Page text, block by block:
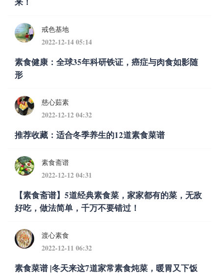
戒色基地
2022-12-14 05:14
素食健康：全球35年科研铁证，癌症与肉食如影随
形
慈心茹素
2022-12-12 04:32
推荐收藏：适合冬季养生的12道素食菜谱
素食斋谱
2022-12-12 04:31
【素食斋谱】5道经典素食菜，家家都有的菜，无敌
好吃，做法简单，千万不要错过！
渡心素食
2022-12-11 06:32
素食菜谱 |冬天来这7道家常素食炖菜，暖胃又下饭